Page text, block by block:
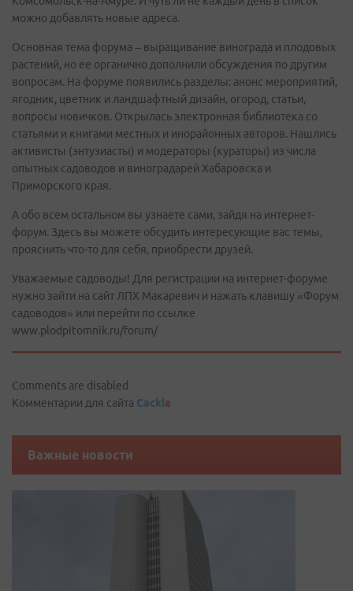
можно добавлять новые адреса.
Основная тема форума – выращивание винограда и плодовых
растений, но ее органично дополнили обсуждения по другим
вопросам. На форуме появились разделы: анонс мероприятий,
ягодник, цветник и ландшафтный дизайн, огород, статьи,
вопросы новичков. Открылась электронная библиотека со
статьями и книгами местных и инорайонных авторов. Нашлись
активисты (энтузиасты) и модераторы (кураторы) из числа
опытных садоводов и виноградарей Хабаровска и
Приморского края.
А обо всем остальном вы узнаете сами, зайдя на интернет-
форум. Здесь вы можете обсудить интересующие вас темы,
прояснить что-то для себя, приобрести друзей.
Уважаемые садоводы! Для регистрации на интернет-форуме
нужно зайти на сайт ЛПХ Макаревич и нажать клавишу «Форум
садоводов» или перейти по ссылке
www.plodpitomnik.ru/forum/
Comments are disabled
Комментарии для сайта Cackle
Важные новости